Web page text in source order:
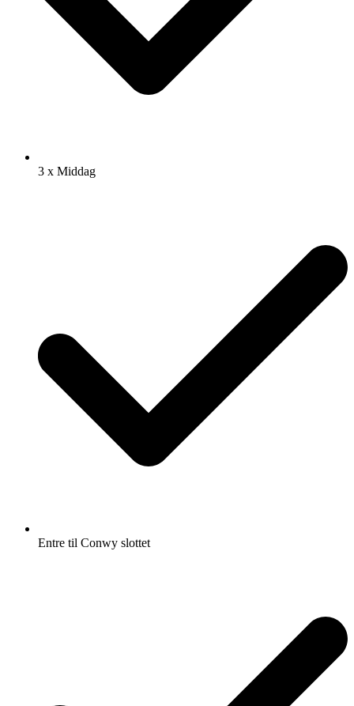
3 x Middag
Entre til Conwy slottet